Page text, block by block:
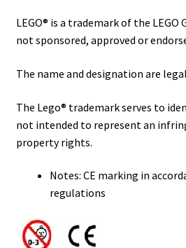
LEGO® is a trademark of the LEGO
not sponsored, approved or
The name and designation are
The Lego® trademark serves to
not intended to represent an
property rights.
Notes: CE marking in
regulations